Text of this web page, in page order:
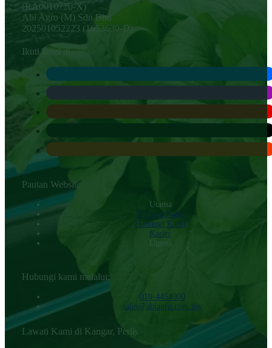
(RA0010770-X)
Abi Agro (M) Sdn Bhd
202501052223 (1653630-D)
Ikuti kami di
Pautan Website
Utama
Tentang Kami
Hubungi KamI
Karier
Utama
Hubungi kami melalui:
010-4454000‬
sales@abiagro.com.my
Lawati Kami di Kangar, Perlis